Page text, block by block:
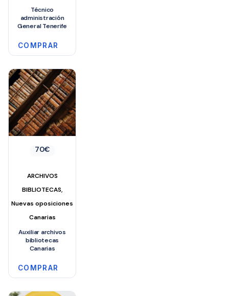
Técnico
administración
General Tenerife
COMPRAR
70€
ARCHIVOS
BIBLIOTECAS,
Nuevas oposiciones
Canarias
Auxiliar archivos
bibliotecas
Canarias
COMPRAR